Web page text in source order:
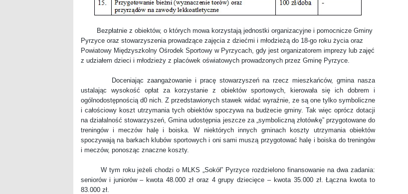
Bezpłatnie z obiektów, o których mowa korzystają jednostki organizacyjne i pomocnicze Gminy
Pyrzyce oraz stowarzyszenia prowadzące zajęcia z dziećmi i młodzieżą do 18-go roku życia oraz
Powiatowy Międzyszkolny Ośrodek Sportowy w Pyrzycach, gdy jest organizatorem imprezy lub zajęć
z udziałem dzieci i młodzieży z placówek oświatowych prowadzonych przez Gminę Pyrzyce.
Doceniając zaangażowanie i pracę stowarzyszeń na rzecz mieszkańców, gmina nasza
ustalając wysokość opłat za korzystanie z obiektów sportowych, kierowała się ich dobrem i
ogólnodostępnością d0 nich. Z przedstawionych stawek widać wyraźnie, ze są one tylko symboliczne
i całościowy koszt utrzymania tych obiektów spoczywa na budżecie gminy. Tak więc oprócz dotacji
na działalność stowarzyszeń, Gmina udostępnia jeszcze za „symboliczną złotówkę” przygotowane do
treningów i meczów halę i boiska. W niektórych innych gminach koszty utrzymania obiektów
spoczywają na barkach klubów sportowych i oni sami muszą przygotować halę i boiska do treningów
i meczów, ponosząc znaczne koszty.
W tym roku jeżeli chodzi o MLKS „Sokół” Pyrzyce rozdzielono finansowanie na dwa zadania:
seniorów i juniorów – kwota 48.000 zł oraz 4 grupy dziecięce – kwota 35.000 zł. Łączna kwota to
83.000 zł.